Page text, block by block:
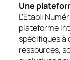
Une
L’Etabli
plateforme
spécifiques à
ressources,